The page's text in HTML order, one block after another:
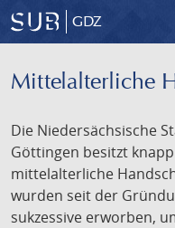
GDZ
Mittelalterliche
Die Niedersächsische
Göttingen besitzt
mittelalterliche
wurden seit der
sukzessive erworben,